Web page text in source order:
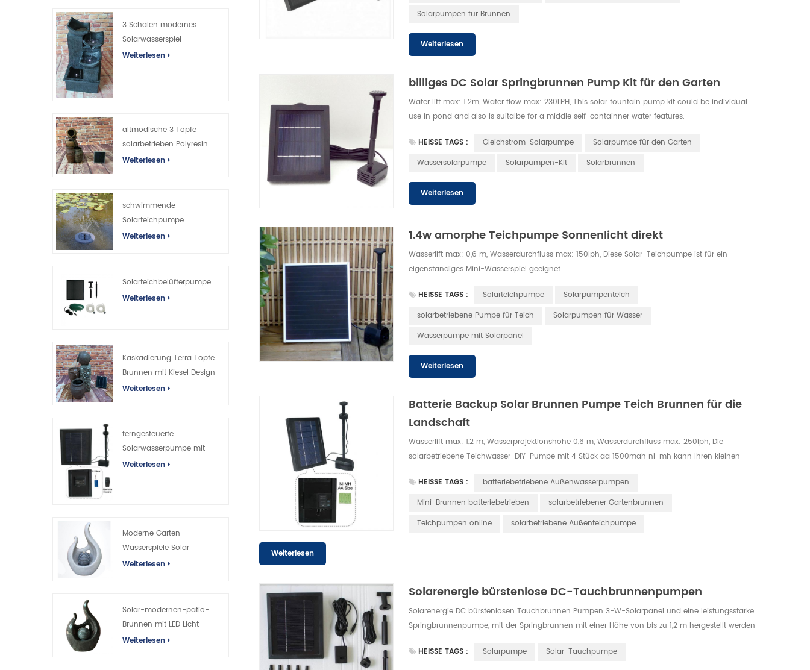
3 Schalen modernes
Solarwasserspiel
Weiterlesen
altmodische 3 Töpfe
solarbetrieben Polyresin
Brunnen
Weiterlesen
schwimmende
Solarteichpumpe
Wasserspiel mit
Weiterlesen
Solarteichbelüfterpumpe
Weiterlesen
Kaskadierung Terra Töpfe
Brunnen mit Kiesel Design
Weiterlesen
ferngesteuerte
Solarwasserpumpe mit
Lithiumbatterie für Teiche
Weiterlesen
Moderne Garten-
Wasserspiele Solar
Weiterlesen
Solar-modernen-patio-
Brunnen mit LED Licht
Weiterlesen
Solarpumpen für Brunnen
Weiterlesen
billiges DC Solar Springbrunnen Pump Kit für den Garten
Water lift max: 1.2m, Water flow max: 230LPH, This solar fountain pump kit could be individual
use in pond and also is suitalbe for a middle self-containner water features.
HEISSE TAGS : Gleichstrom-Solarpumpe
Solarpumpe für den Garten
Wassersolarpumpe
Solarpumpen-Kit Solarbrunnen
Weiterlesen
1.4w amorphe Teichpumpe Sonnenlicht direkt
Wasserlift max: 0,6 m, Wasserdurchfluss max: 150lph, Diese Solar-Teichpumpe ist für ein
eigenständiges Mini-Wasserspiel geeignet
HEISSE TAGS : Solarteichpumpe
Solarpumpenteich
solarbetriebene Pumpe für Teich
Solarpumpen für Wasser
Wasserpumpe mit Solarpanel
Weiterlesen
Batterie Backup Solar Brunnen Pumpe Teich Brunnen für die
Landschaft
Wasserlift max: 1,2 m, Wasserprojektionshöhe 0,6 m, Wasserdurchfluss max: 250lph, Die
solarbetriebene Teichwasser-DIY-Pumpe mit 4 Stück aa 1500mah ni-mh kann Ihren kleinen
HEISSE TAGS :
batteriebetriebene Außenwasserpumpen
Mini-Brunnen batteriebetrieben
solarbetriebener Gartenbrunnen
Teichpumpen online
solarbetriebene Außenteichpumpe
Weiterlesen
Solarenergie bürstenlose DC-Tauchbrunnenpumpen
Solarenergie DC bürstenlosen Tauchbrunnen Pumpen 3-W-Solarpanel und eine leistungsstarke
Springbrunnenpumpe, mit der Springbrunnen mit einer Höhe von bis zu 1,2 m hergestellt werden
HEISSE TAGS :
Solarpumpe Solar-Tauchpumpe